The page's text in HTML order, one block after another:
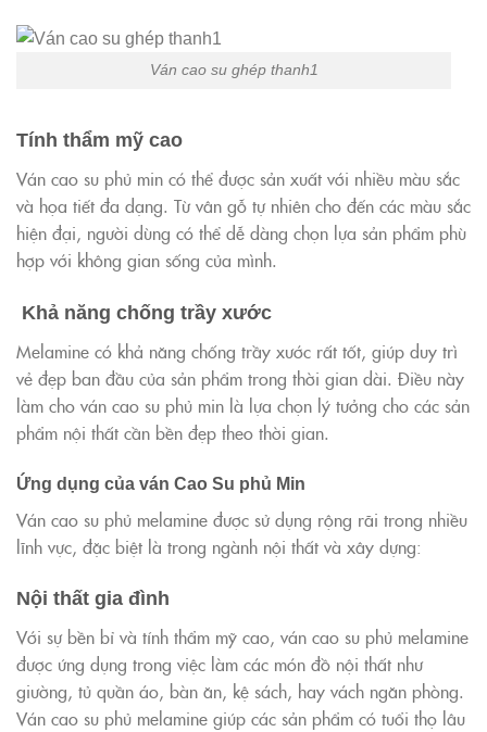
Ván cao su ghép thanh1
Tính thẩm mỹ cao
Ván cao su phủ min có thể được sản xuất với nhiều màu sắc
và họa tiết đa dạng. Từ vân gỗ tự nhiên cho đến các màu sắc
hiện đại, người dùng có thể dễ dàng chọn lựa sản phẩm phù
hợp với không gian sống của mình.
Khả năng chống trầy xước
Melamine có khả năng chống trầy xước rất tốt, giúp duy trì
vẻ đẹp ban đầu của sản phẩm trong thời gian dài. Điều này
làm cho ván cao su phủ min là lựa chọn lý tưởng cho các sản
phẩm nội thất cần bền đẹp theo thời gian.
Ứng dụng của ván Cao Su phủ Min
Ván cao su phủ melamine được sử dụng rộng rãi trong nhiều
lĩnh vực, đặc biệt là trong ngành nội thất và xây dựng:
Nội thất gia đình
Với sự bền bỉ và tính thẩm mỹ cao, ván cao su phủ melamine
được ứng dụng trong việc làm các món đồ nội thất như
giường, tủ quần áo, bàn ăn, kệ sách, hay vách ngăn phòng.
Ván cao su phủ melamine giúp các sản phẩm có tuổi thọ lâu